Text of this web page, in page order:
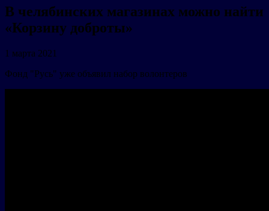
В челябинских магазинах можно найти
«Корзину доброты»
1 марта 2021
Фонд "Русь" уже объявил набор волонтеров